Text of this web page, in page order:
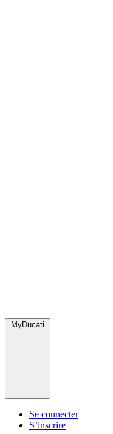
MyDucati
Se connecter
S’inscrire